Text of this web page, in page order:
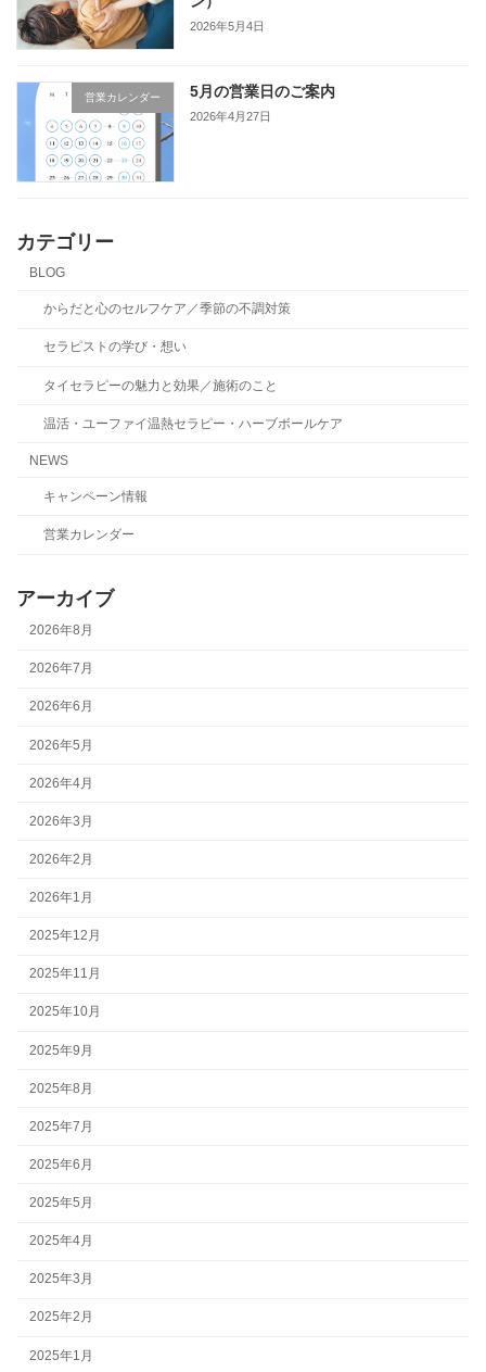
2026年5月4日
営業カレンダー 5月の営業日のご案内
2026年4月27日
カテゴリー
BLOG
からだと心のセルフケア／季節の不調対策
セラピストの学び・想い
タイセラピーの魅力と効果／施術のこと
温活・ユーファイ温熱セラピー・ハーブボールケア
NEWS
キャンペーン情報
営業カレンダー
アーカイブ
2026年8月
2026年7月
2026年6月
2026年5月
2026年4月
2026年3月
2026年2月
2026年1月
2025年12月
2025年11月
2025年10月
2025年9月
2025年8月
2025年7月
2025年6月
2025年5月
2025年4月
2025年3月
2025年2月
2025年1月